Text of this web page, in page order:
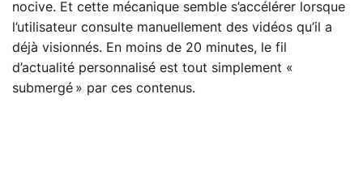
nocive. Et cette mécanique semble s’accélérer lorsque
l’utilisateur consulte manuellement des vidéos qu’il a
déjà visionnés. En moins de 20 minutes, le fil
d’actualité personnalisé est tout simplement «
submergé » par ces contenus.